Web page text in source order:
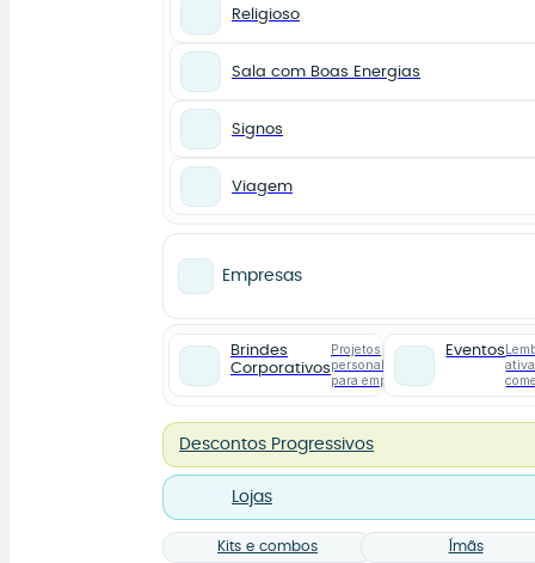
Religioso
Sala com Boas Energias
Signos
Viagem
Empresas
Brindes
Corporativos
Projetos
personalizados
para empresas
Eventos
Descontos Progressivos
Lojas
Kits e combos Ímãs